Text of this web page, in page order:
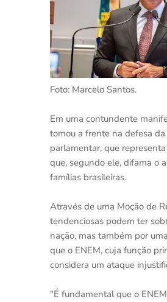
Foto: Marcelo Santos.
Em uma contundente
tomou a frente na defesa
parlamentar, que
que, segundo ele, difama o
famílias brasileiras.
Através de uma Moção de
tendenciosas podem ter
nação, mas também por
que o ENEM, cuja função
considera um ataque
"É fundamental que o